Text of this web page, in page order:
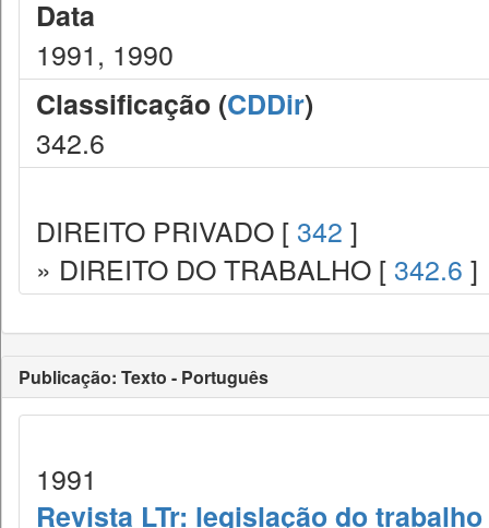
Data
1991, 1990
Classificação (CDDir)
342.6
DIREITO PRIVADO [ 342 ]
» DIREITO DO TRABALHO [ 342.6 ]
Publicação: Texto - Português
1991
Revista LTr: legislação do trabalho